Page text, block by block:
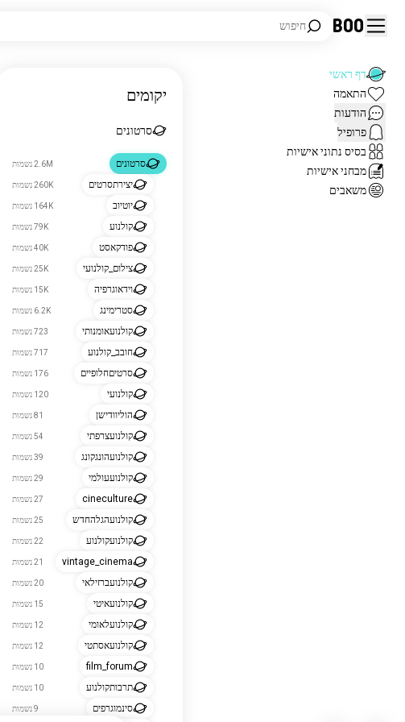
Boo חיפוש
דף ראשי
התאמה
הודעות
פרופיל
בסיס נתוני אישיות
מבחני אישיות
משאבים
יקומים
סרטונים
סרטונים 2.6M נשמות
יצירתסרטים 260K נשמות
יוטיוב 164K נשמות
קולנוע 79K נשמות
פודקאסט 40K נשמות
צילום_קולנועי 25K נשמות
וידאוגרפיה 15K נשמות
סטרימינג 6.2K נשמות
קולנועאומנותי 723 נשמות
חובב_קולנוע 717 נשמות
סרטיםחלופיים 176 נשמות
קולנועי 120 נשמות
הוליוודישן 81 נשמות
קולנועצרפתי 54 נשמות
קולנועהונגקונג 39 נשמות
קולנועעולמי 29 נשמות
cineculture 27 נשמות
קולנועהגלהחדש 25 נשמות
קולנועקולנוע 22 נשמות
vintage_cinema 21 נשמות
קולנועברזילאי 20 נשמות
קולנועאיטי 15 נשמות
קולנועלאומי 12 נשמות
קולנועאסתטי 12 נשמות
film_forum 10 נשמות
תרבותקולנוע 10 נשמות
סינמוגרפים 9 נשמות